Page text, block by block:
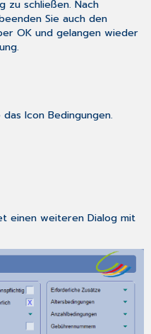
zu schließen. Nach
Sie auch den
OK und gelangen wieder
Icon Bedingungen.
einen weiteren Dialog mit